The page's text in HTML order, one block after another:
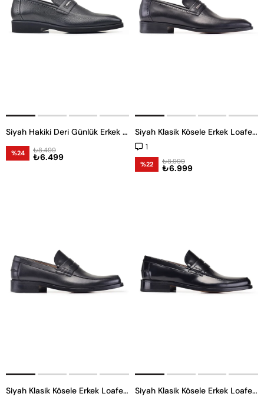
Siyah Hakiki Deri Günlük Erkek Loafer Ayakkabı
%24 ₺6.499
₺8.499
Siyah Klasik Kösele Erkek Loafer Ayakkabı
1
%22 ₺6.999
₺8.999
Siyah Klasik Kösele Erkek Loafer Ayakkabı Siyah Klasik Kösele Erkek Loafer Ayakkabı